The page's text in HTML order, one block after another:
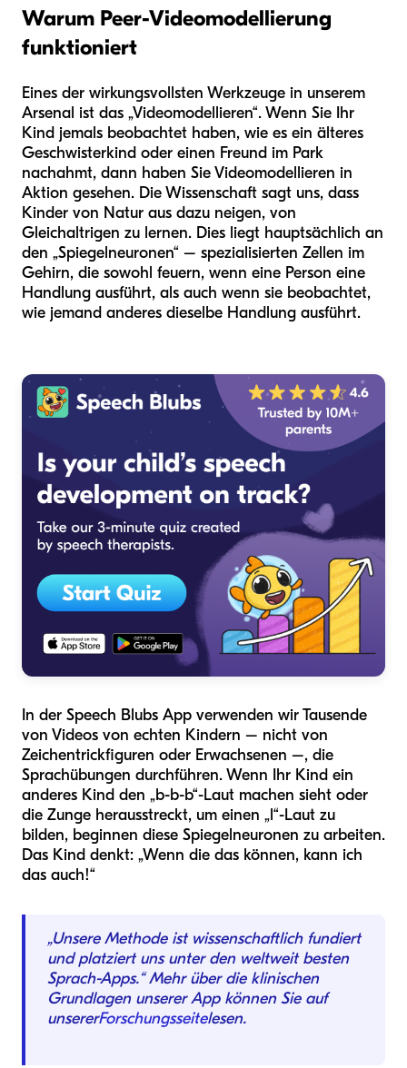
Warum Peer-Videomodellierung
funktioniert
Eines der wirkungsvollsten Werkzeuge in unserem
Arsenal ist das „Videomodellieren“. Wenn Sie Ihr
Kind jemals beobachtet haben, wie es ein älteres
Geschwisterkind oder einen Freund im Park
nachahmt, dann haben Sie Videomodellieren in
Aktion gesehen. Die Wissenschaft sagt uns, dass
Kinder von Natur aus dazu neigen, von
Gleichaltrigen zu lernen. Dies liegt hauptsächlich an
den „Spiegelneuronen“ – spezialisierten Zellen im
Gehirn, die sowohl feuern, wenn eine Person eine
Handlung ausführt, als auch wenn sie beobachtet,
wie jemand anderes dieselbe Handlung ausführt.
In der Speech Blubs App verwenden wir Tausende
von Videos von echten Kindern – nicht von
Zeichentrickfiguren oder Erwachsenen –, die
Sprachübungen durchführen. Wenn Ihr Kind ein
anderes Kind den „b-b-b“-Laut machen sieht oder
die Zunge herausstreckt, um einen „l“-Laut zu
bilden, beginnen diese Spiegelneuronen zu arbeiten.
Das Kind denkt: „Wenn die das können, kann ich
das auch!“
„Unsere Methode ist wissenschaftlich fundiert
und platziert uns unter den weltweit besten
Sprach-Apps.“ Mehr über die klinischen
Grundlagen unserer App können Sie auf
unsererForschungsseitelesen.